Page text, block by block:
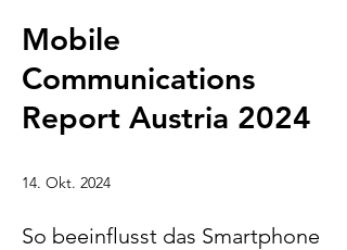
Mobile
Communications
Report Austria 2024
14. Okt. 2024
So beeinflusst das Smartphone